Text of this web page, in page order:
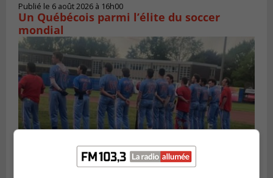
Publié le 6 août 2026 à 16h00
Un Québécois parmi l’élite du soccer
mondial